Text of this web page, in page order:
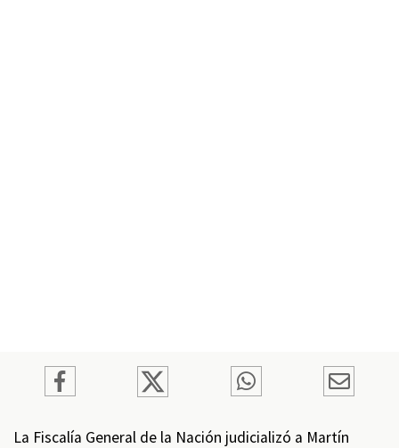
La Fiscalía General de la Nación judicializó a Martín